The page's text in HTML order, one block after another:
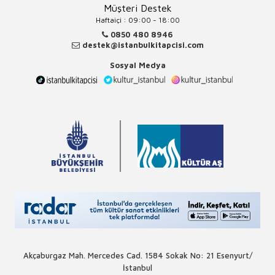
Müşteri Destek
Haftaiçi : 09:00 - 18:00
0850 480 8946
destek@istanbulkitapcisi.com
Sosyal Medya
Akçaburgaz Mah. Mercedes Cad. 1584 Sokak No: 21 Esenyurt/
İstanbul